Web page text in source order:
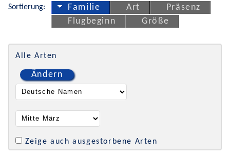
Sortierung: Familie Art
Präsenz
Flugbeginn
Größe
Alle Arten
Ändern
Zeige auch ausgestorbene Arten